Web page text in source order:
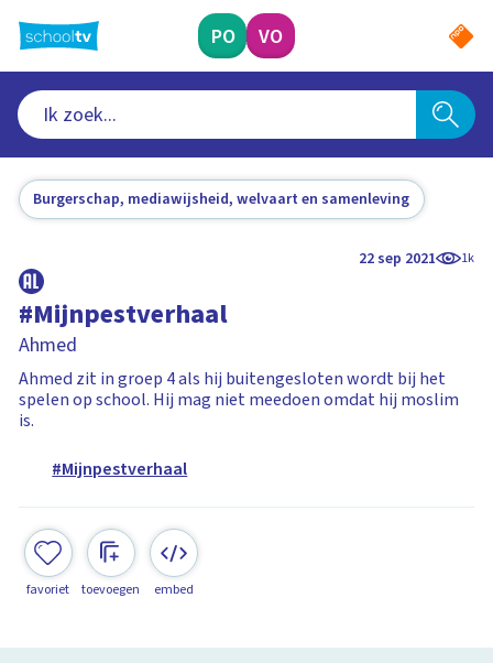
naar
hoofdinhoud
PO VO
Burgerschap, mediawijsheid, welvaart en samenleving
22 sep 2021 1k
#Mijnpestverhaal
Ahmed
Ahmed zit in groep 4 als hij buitengesloten wordt bij het
spelen op school. Hij mag niet meedoen omdat hij moslim
is.
#Mijnpestverhaal
favoriet toevoegen embed